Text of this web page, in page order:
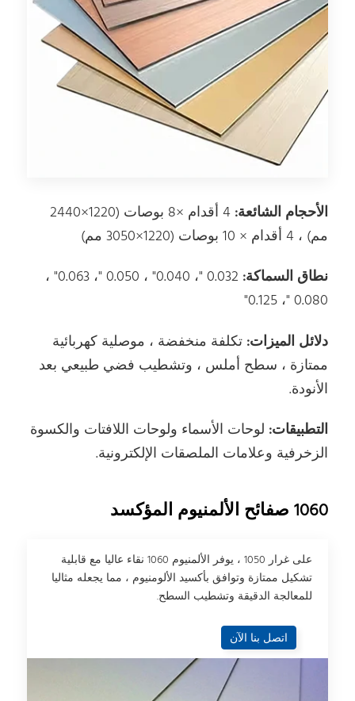
الأحجام الشائعة:
4 أقدام ×8 بوصات (1220×2440
مم) ، 4 أقدام × 10 بوصات (1220×3050 مم)
نطاق السماكة:
0.032 "، 0.040" ، 0.050 "، 0.063" ،
0.080 "، 0.125"
دلائل الميزات: تكلفة منخفضة ، موصلية كهربائية
ممتازة ، سطح أملس ، وتشطيب فضي طبيعي بعد
الأنودة.
التطبيقات: لوحات الأسماء ولوحات اللافتات والكسوة
الزخرفية وعلامات الملصقات الإلكترونية.
1060 صفائح الألمنيوم المؤكسد
على غرار 1050 ، يوفر الألمنيوم 1060 نقاء عاليا مع قابلية
تشكيل ممتازة وتوافق بأكسيد الألومنيوم ، مما يجعله مثاليا
للمعالجة الدقيقة وتشطيب السطح.
اتصل بنا الآن